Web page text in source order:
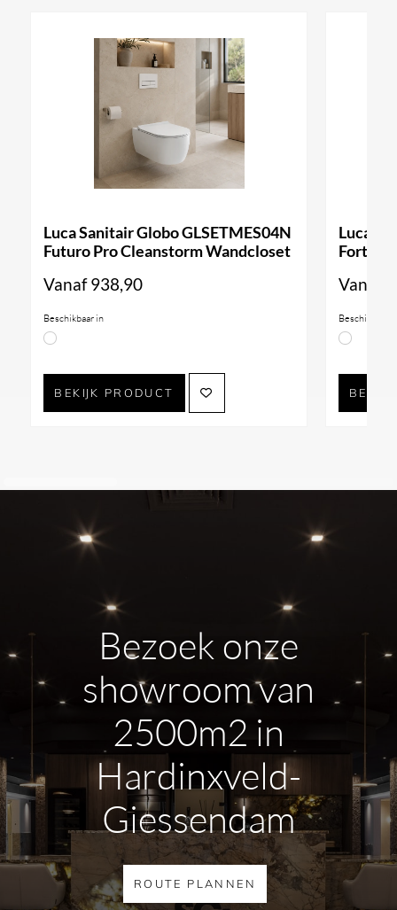
Luca Sanitair Globo GLSETMES04N
Futuro Pro Cleanstorm Wandcloset
Vanaf938,90
Beschikbaar in
BEKIJK PRODUCT
Luca
Forty3
Vanaf
Beschikbaar
Bezoek onze
showroom van
2500m2 in
Hardinxveld-
Giessendam
ROUTE PLANNEN